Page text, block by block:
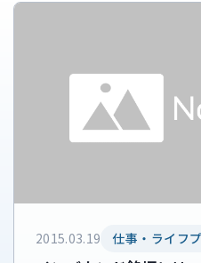
2015.03.19 仕事・ライフ